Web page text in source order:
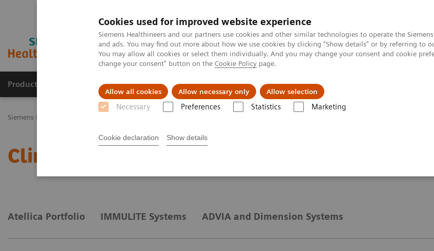
Cookies used for improved website experience
Siemens Healthineers and our partners use cookies and other similar technologies to operate the
and ads. You may find out more about how we use cookies by clicking "Show details" or by referring to
You may allow all cookies or select them individually. And you may change your consent and cookie
change your consent" button on the Cookie Policy page.
Allow all cookies Allow necessary only Allow selection
Necessary Preferences Statistics Marketing
Cookie declaration Show details
Productos y servicios Especialidades Clínicas Servicios post venta
Siemens Healthineers Latinoamérica
Clinical Chemistry & Immunoassay Systems
Atellica Portfolio IMMULITE Systems ADVIA and Dimension Systems